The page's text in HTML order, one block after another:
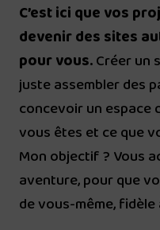
C’est ici que vos
devenir des sites
pour vous.Créer un
juste assembler des
concevoir un
vous êtes et ce que
Mon objectif ? Vous
aventure, pour que
de vous-même,